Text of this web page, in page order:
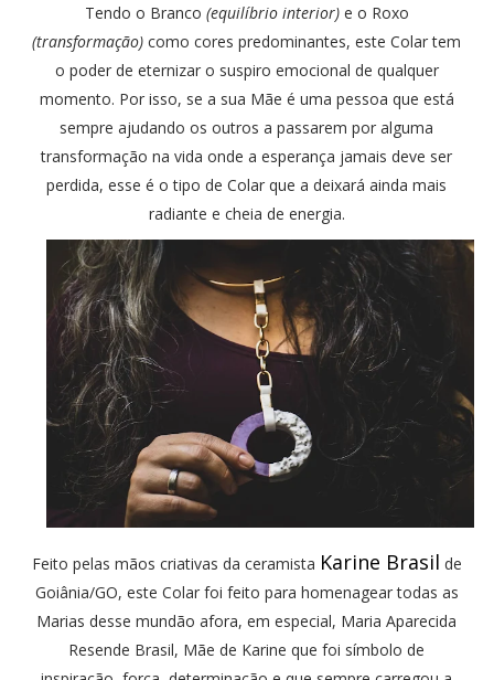
Tendo o Branco (equilíbrio interior)e o Roxo
(transformação) como cores predominantes, este Colar tem
o poder de eternizar o suspiro emocional de qualquer
momento. Por isso, se a sua Mãe é uma pessoa que está
sempre ajudando os outros a passarem por alguma
transformação na vida onde a esperança jamais deve ser
perdida, esse é o tipo de Colar que a deixará ainda mais
radiante e cheia de energia.
Feito pelas mãos criativas da ceramista Karine Brasil de
Goiânia/GO, este Colar foi feito para homenagear todas as
Marias desse mundão afora, em especial, Maria Aparecida
Resende Brasil, Mãe de Karine que foi símbolo de